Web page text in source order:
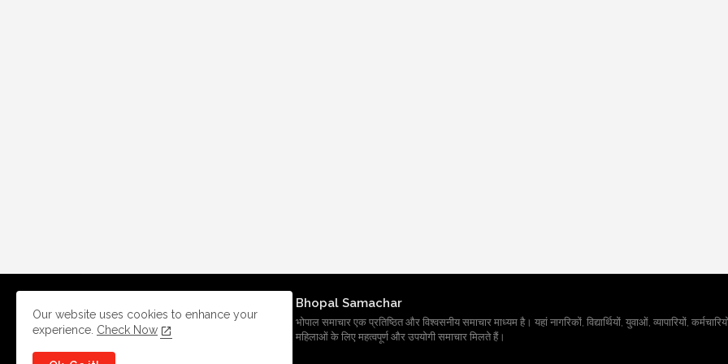
Bhopal Samachar
भोपाल समाचार एक प्रतिष्ठित और विश्वसनीय समाचार माध्यम है। यहां नागरिकों, विद्यार्थियों, युवाओं, व्यापारियों,
महिलाओं के लिए महत्वपूर्ण और उपयोगी समाचार मिलते हैं।
Our website uses cookies to enhance your
experience. Check Now